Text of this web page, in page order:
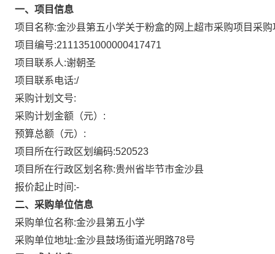
一、项目信息
项目名称:金沙县第五小学关于粉盒的网上超市采购项目 采购
项目编号:2111351000000417471
项目联系人:谢朝圣
项目联系电话:/
采购计划文号:
采购计划金额（元）:
预算总额（元）:
项目所在行政区划编码:520523
项目所在行政区划名称:贵州省毕节市金沙县
报价起止时间:-
二、采购单位信息
采购单位名称:金沙县第五小学
采购单位地址:金沙县鼓场街道光明路78号